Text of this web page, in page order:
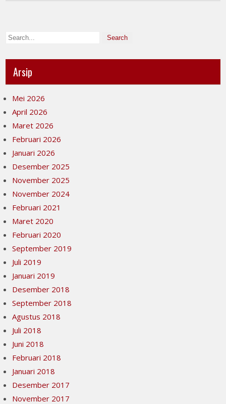
Arsip
Mei 2026
April 2026
Maret 2026
Februari 2026
Januari 2026
Desember 2025
November 2025
November 2024
Februari 2021
Maret 2020
Februari 2020
September 2019
Juli 2019
Januari 2019
Desember 2018
September 2018
Agustus 2018
Juli 2018
Juni 2018
Februari 2018
Januari 2018
Desember 2017
November 2017